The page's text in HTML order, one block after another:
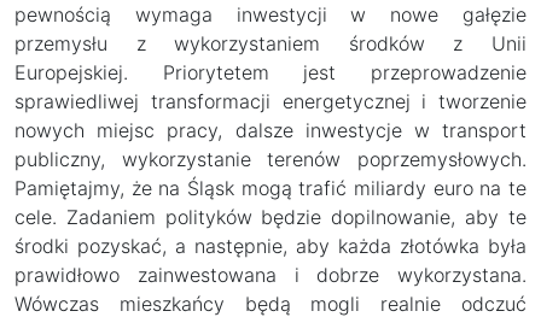
pewnością wymaga inwestycji w nowe gałęzie
przemysłu z wykorzystaniem środków z Unii
Europejskiej. Priorytetem jest przeprowadzenie
sprawiedliwej transformacji energetycznej i tworzenie
nowych miejsc pracy, dalsze inwestycje w transport
publiczny, wykorzystanie terenów poprzemysłowych.
Pamiętajmy, że na Śląsk mogą trafić miliardy euro na te
cele. Zadaniem polityków będzie dopilnowanie, aby te
środki pozyskać, a następnie, aby każda złotówka była
prawidłowo zainwestowana i dobrze wykorzystana.
Wówczas mieszkańcy będą mogli realnie odczuć